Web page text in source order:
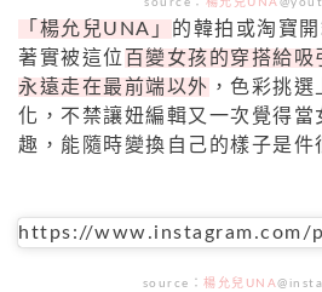
「楊允兒UNA」
的韓拍或淘寶
著實被這位 百變女孩的穿搭給吸
永遠走在最前端以外 ，色彩挑
化，不禁讓妞編輯又一次覺得當
趣，能隨時變換自己的樣子是件
https://www.instagram.com/
source： 楊允兒UNA